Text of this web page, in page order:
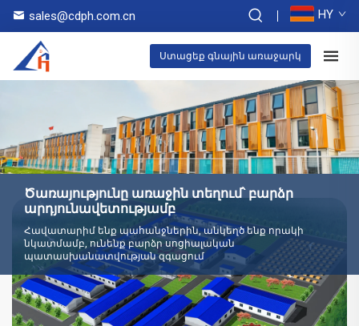
sales@cdph.com.cn HY
Ստացեք գնային առաջարկ
Ծառայությունը առաջին տեղում՝ բարձր
արդյունավետությամբ
Հավատարիմ ենք պահանջներին, անկեղծ ենք որակի
նկատմամբ, ունենք բարձր սոցիալական
պատասխանատվության զգացում